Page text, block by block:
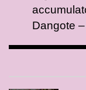
Dangote